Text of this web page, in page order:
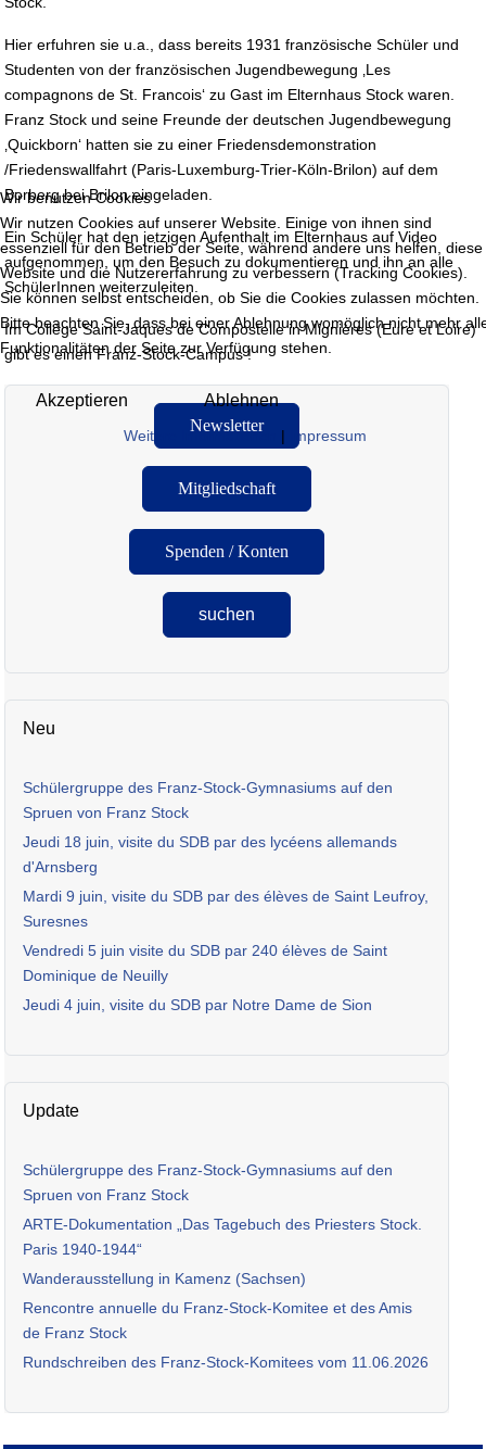
Hier erfuhren sie u.a., dass bereits 1931 französische Schüler und
Studenten von der französischen Jugendbewegung ‚Les
compagnons de St. Francois‘ zu Gast im Elternhaus Stock waren.
Franz Stock und seine Freunde der deutschen Jugendbewegung
‚Quickborn‘ hatten sie zu einer Friedensdemonstration
/Friedenswallfahrt (Paris-Luxemburg-Trier-Köln-Brilon) auf dem
Borberg bei Brilon eingeladen.
Ein Schüler hat den jetzigen Aufenthalt im Elternhaus auf Video
aufgenommen, um den Besuch zu dokumentieren und ihn an alle
SchülerInnen weiterzuleiten.
Im Collège Saint-Jaques de Compostelle in Mignières (Eure et Loire)
gibt es einen Franz-Stock-Campus !
Newsletter
Mitgliedschaft
Spenden / Konten
suchen
Neu
Schülergruppe des Franz-Stock-Gymnasiums auf den
Spruen von Franz Stock
Jeudi 18 juin, visite du SDB par des lycéens allemands
d'Arnsberg
Mardi 9 juin, visite du SDB par des élèves de Saint Leufroy,
Suresnes
Vendredi 5 juin visite du SDB par 240 élèves de Saint
Dominique de Neuilly
Jeudi 4 juin, visite du SDB par Notre Dame de Sion
Update
Schülergruppe des Franz-Stock-Gymnasiums auf den
Spruen von Franz Stock
ARTE-Dokumentation „Das Tagebuch des Priesters Stock.
Paris 1940-1944“
Wanderausstellung in Kamenz (Sachsen)
Rencontre annuelle du Franz-Stock-Komitee et des Amis
de Franz Stock
Rundschreiben des Franz-Stock-Komitees vom 11.06.2026
Wir benutzen Cookies
Wir nutzen Cookies auf unserer Website. Einige von ihnen sind
essenziell für den Betrieb der Seite, während andere uns helfen, diese
Website und die Nutzererfahrung zu verbessern (Tracking Cookies).
Sie können selbst entscheiden, ob Sie die Cookies zulassen möchten.
Bitte beachten Sie, dass bei einer Ablehnung womöglich nicht mehr
Funktionalitäten der Seite zur Verfügung stehen.
Akzeptieren Ablehnen
Weitere Informationen | Impressum